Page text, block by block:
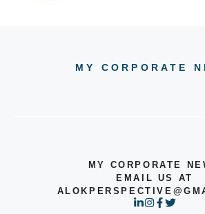
MY CORPORATE
MY CORPORATE
EMAIL US AT